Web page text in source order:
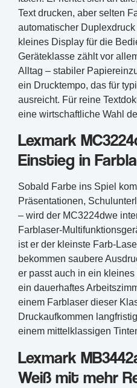
Text drucken, aber selten
automatischer
kleines Display für die
Geräteklasse zählt vor
Alltag – stabiler
ein Drucktempo, das für
ausreicht. Für reine
eine wirtschaftliche Wahl
Lexmark
Einstieg in
Sobald Farbe ins Spiel
Präsentationen,
– wird der MC3224dwe
Farblaser-
ist er der kleinste Farb-
bekommen saubere
er passt auch in ein
ein dauerhaftes
einem Farblaser dieser
Druckaufkommen
einem mittelklassigen
Lexmark
Weiß mit mehr